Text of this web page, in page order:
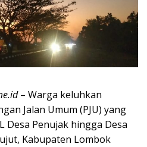
– Warga keluhkan
Jalan Umum (PJU) yang
Desa Penujak hingga Desa
Kabupaten Lombok